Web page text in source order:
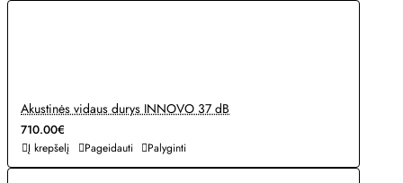
Akustinės vidaus durys INNOVO 37 dB
710.00€
Į krepšelį Pageidauti Palyginti